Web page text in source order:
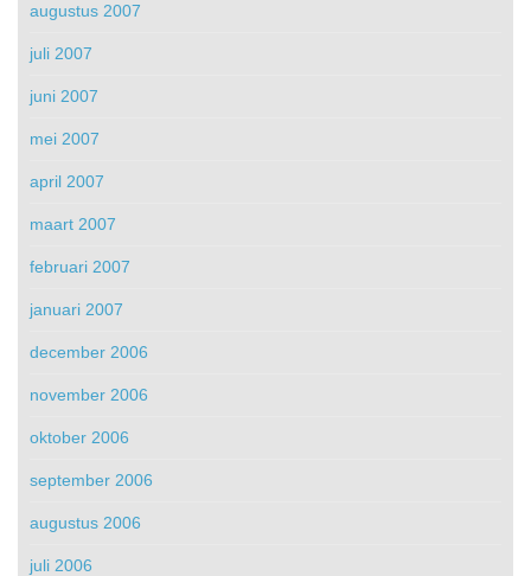
augustus 2007
juli 2007
juni 2007
mei 2007
april 2007
maart 2007
februari 2007
januari 2007
december 2006
november 2006
oktober 2006
september 2006
augustus 2006
juli 2006